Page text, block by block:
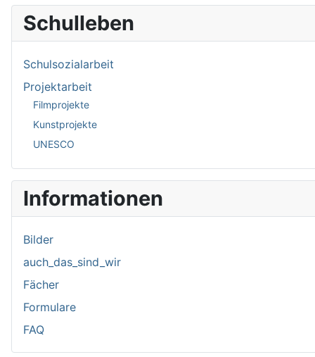
Schulleben
Schulsozialarbeit
Projektarbeit
Filmprojekte
Kunstprojekte
UNESCO
Informationen
Bilder
auch_das_sind_wir
Fächer
Formulare
FAQ